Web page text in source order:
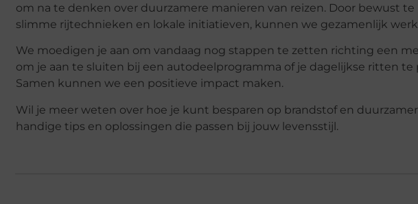
om na te denken over duurzamere manieren van reizen. Door bewust
slimme rijtechnieken en lokale initiatieven, kunnen we gezamenlijk
We moedigen je aan om vandaag nog stappen te zetten richting een
om je aan te sluiten bij een autodeelprogramma of je dagelijkse ritten
Samen kunnen we een positieve impact maken.
Wil je meer weten over hoe je kunt besparen op brandstof en
handige tips en oplossingen die passen bij jouw levensstijl.